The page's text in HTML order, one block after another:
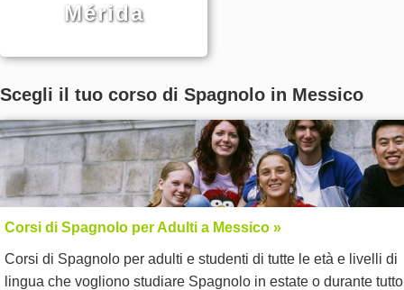
Mérida
Scegli il tuo corso di Spagnolo in Messico
Corsi di Spagnolo per Adulti a Messico »
Corsi di Spagnolo per adulti e studenti di tutte le età e livelli di
lingua che vogliono studiare Spagnolo in estate o durante tutto